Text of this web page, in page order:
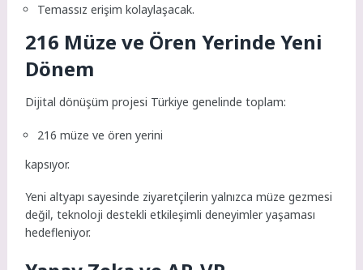
Temassız erişim kolaylaşacak.
216 Müze ve Ören Yerinde Yeni
Dönem
Dijital dönüşüm projesi Türkiye genelinde toplam:
216 müze ve ören yerini
kapsıyor.
Yeni altyapı sayesinde ziyaretçilerin yalnızca müze gezmesi
değil, teknoloji destekli etkileşimli deneyimler yaşaması
hedefleniyor.